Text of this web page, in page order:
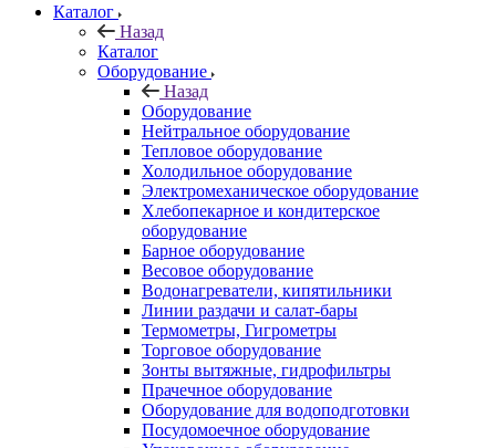
Каталог
Назад
Каталог
Оборудование
Назад
Оборудование
Нейтральное оборудование
Тепловое оборудование
Холодильное оборудование
Электромеханическое оборудование
Хлебопекарное и кондитерское
оборудование
Барное оборудование
Весовое оборудование
Водонагреватели, кипятильники
Линии раздачи и салат-бары
Термометры, Гигрометры
Торговое оборудование
Зонты вытяжные, гидрофильтры
Прачечное оборудование
Оборудование для водоподготовки
Посудомоечное оборудование